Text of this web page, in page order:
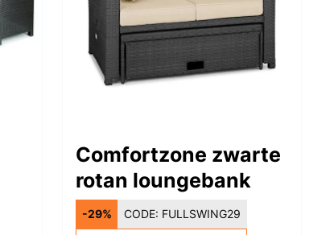
Comfortzone zwarte
rotan loungebank
-29% CODE: FULLSWING29